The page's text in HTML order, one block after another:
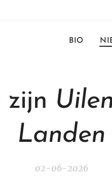
BIO
zijn
Landen
02-06-2026